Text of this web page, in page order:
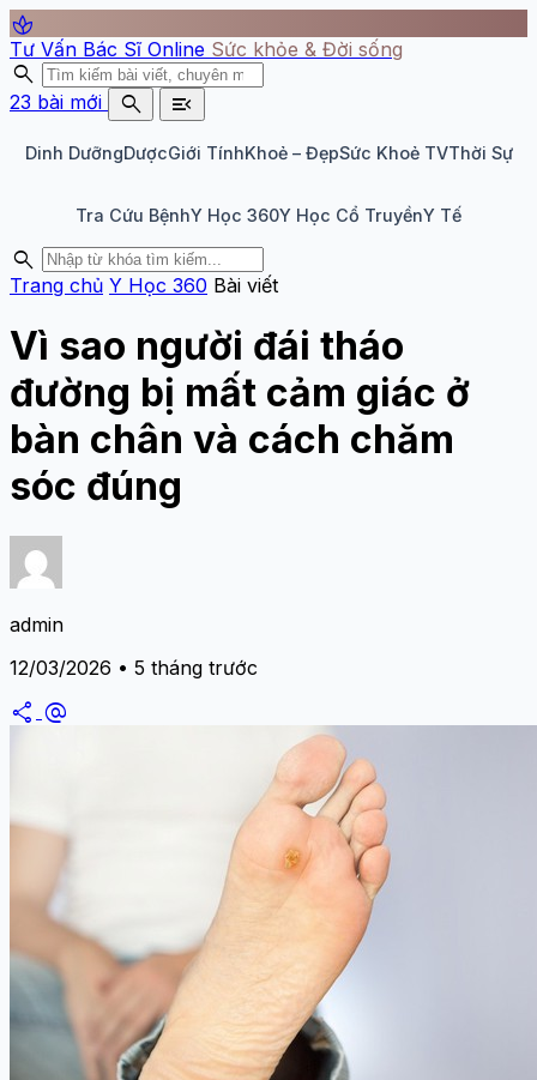
spa
Tư Vấn Bác Sĩ Online Sức khỏe & Đời sống
search
23 bài mới search menu_open
Dinh DưỡngDượcGiới TínhKhoẻ – ĐẹpSức Khoẻ TVThời Sự
Tra Cứu BệnhY Học 360Y Học Cổ TruyềnY Tế
search
Trang chủ Y Học 360 Bài viết
Vì sao người đái tháo
đường bị mất cảm giác ở
bàn chân và cách chăm
sóc đúng
admin
12/03/2026 • 5 tháng trước
share alternate_email